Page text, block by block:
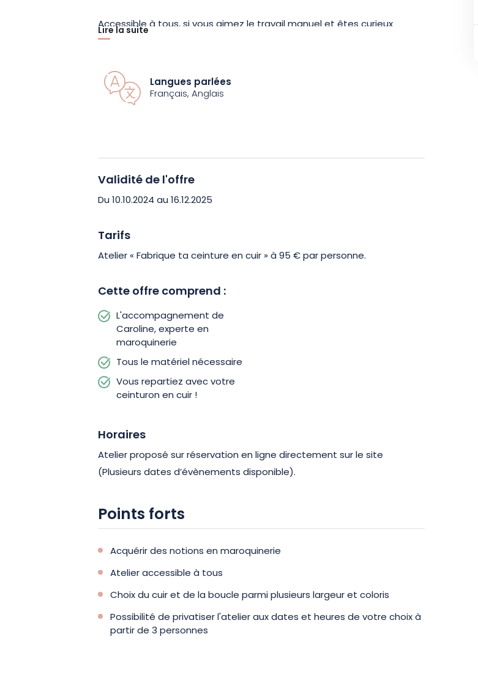
Accessible à tous, si vous aimez le travail manuel et êtes curieux
d’apprendre les techniques simples d’un maroquinier, alors cet atelier
Lire la suite
Langues parlées
Français, Anglais
Validité de l'offre
Du 10.10.2024 au 16.12.2025
Tarifs
Atelier « Fabrique ta ceinture en cuir » à 95 € par personne.
Cette offre comprend :
L'accompagnement de
Caroline, experte en
maroquinerie
Tous le matériel nécessaire
Vous repartiez avec votre
ceinturon en cuir !
Horaires
Atelier proposé sur réservation en ligne directement sur le site
(Plusieurs dates d’évènements disponible).
Points forts
Acquérir des notions en maroquinerie
Atelier accessible à tous
Choix du cuir et de la boucle parmi plusieurs largeur et coloris
Possibilité de privatiser l'atelier aux dates et heures de votre choix à
partir de 3 personnes